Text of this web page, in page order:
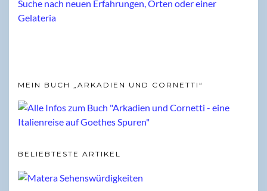
MEIN BUCH „ARKADIEN UND CORNETTI“
BELIEBTESTE ARTIKEL